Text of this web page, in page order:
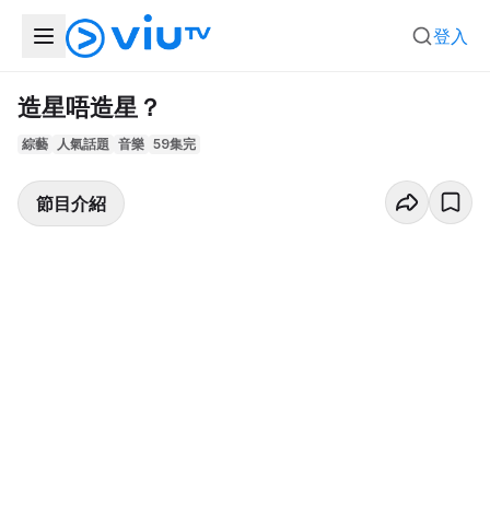
登入
造星唔造星？
綜藝 人氣話題 音樂 59集完
節目介紹